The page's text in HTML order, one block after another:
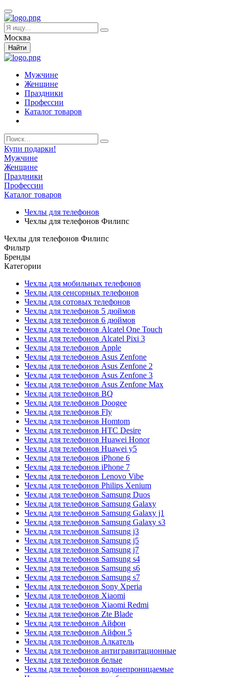
Москва
Найти
Мужчине
Женщине
Праздники
Профессии
Каталог товаров
Купи подарки!
Мужчине
Женщине
Праздники
Профессии
Каталог товаров
Чехлы для телефонов
Чехлы для телефонов Филипс
Чехлы для телефонов Филипс
Фильтр
Бренды
Категории
Чехлы для мобильных телефонов
Чехлы для сенсорных телефонов
Чехлы для сотовых телефонов
Чехлы для телефонов 5 дюймов
Чехлы для телефонов 6 дюймов
Чехлы для телефонов Alcatel One Touch
Чехлы для телефонов Alcatel Pixi 3
Чехлы для телефонов Apple
Чехлы для телефонов Asus Zenfone
Чехлы для телефонов Asus Zenfone 2
Чехлы для телефонов Asus Zenfone 3
Чехлы для телефонов Asus Zenfone Max
Чехлы для телефонов BQ
Чехлы для телефонов Doogee
Чехлы для телефонов Fly
Чехлы для телефонов Homtom
Чехлы для телефонов HTC Desire
Чехлы для телефонов Huawei Honor
Чехлы для телефонов Huawei y5
Чехлы для телефонов iPhone 6
Чехлы для телефонов iPhone 7
Чехлы для телефонов Lenovo Vibe
Чехлы для телефонов Philips Xenium
Чехлы для телефонов Samsung Duos
Чехлы для телефонов Samsung Galaxy
Чехлы для телефонов Samsung Galaxy j1
Чехлы для телефонов Samsung Galaxy s3
Чехлы для телефонов Samsung j3
Чехлы для телефонов Samsung j5
Чехлы для телефонов Samsung j7
Чехлы для телефонов Samsung s4
Чехлы для телефонов Samsung s6
Чехлы для телефонов Samsung s7
Чехлы для телефонов Sony Xperia
Чехлы для телефонов Xiaomi
Чехлы для телефонов Xiaomi Redmi
Чехлы для телефонов Zte Blade
Чехлы для телефонов Айфон
Чехлы для телефонов Айфон 5
Чехлы для телефонов Алкатель
Чехлы для телефонов антигравитационные
Чехлы для телефонов белые
Чехлы для телефонов водонепроницаемые